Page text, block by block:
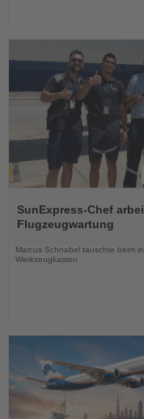
Sie
die
Nachrichten
SunExpress-Chef
Flugzeugwartung
Marcus Schnabel tauschte beim
Werkzeugkasten